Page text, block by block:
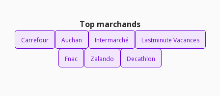
Top marchands
Carrefour Auchan Intermarché Lastminute Vacances
Fnac Zalando Decathlon